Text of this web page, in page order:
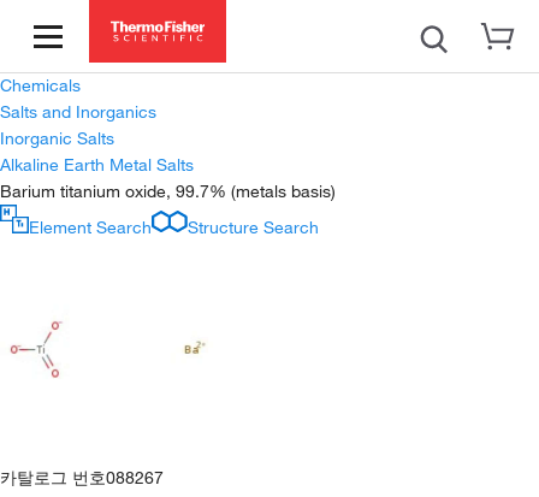
Chemicals
Salts and Inorganics
Inorganic Salts
Alkaline Earth Metal Salts
Barium titanium oxide, 99.7% (metals basis)
Element Search
Structure Search
카탈로그 번호088267